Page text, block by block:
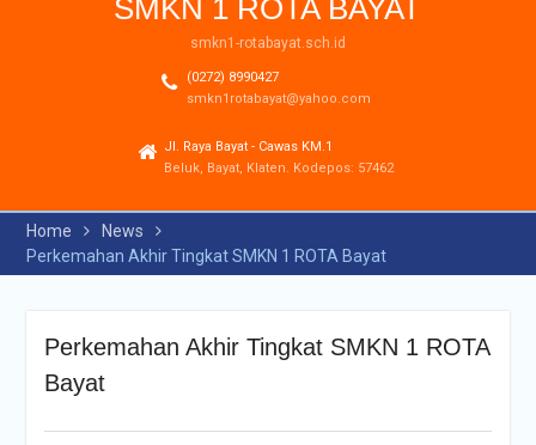
SMKN 1 ROTA BAYAT
smkn1-rotabayat.sch.id
(0272) 8990427
smkn1rotabayat@yahoo.com
Jl. Raya Bayat - Cawas KM.1
Beluk, Bayat, Klaten. Kodepos: 57462
Home
News
Perkemahan Akhir Tingkat SMKN 1 ROTA Bayat
Perkemahan Akhir Tingkat SMKN 1 ROTA
Bayat